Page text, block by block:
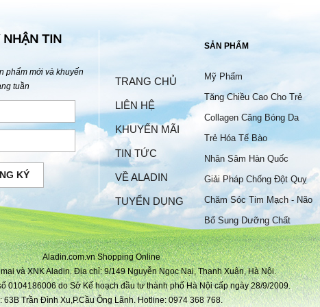
TIN
phẩm mới và khuyến
tuần
KÝ
TRANG CHỦ
LIÊN HỆ
KHUYẾN MÃI
TIN TỨC
VỀ ALADIN
TUYỂN DỤNG
SẢN PHẨM
Mỹ Phẩm
Tăng Chiều Cao Cho Trẻ
Collagen Căng Bóng Da
Trẻ Hóa Tế Bào
Nhân Sâm Hàn Quốc
Giải Pháp Chống Đột Quỵ
Chăm Sóc Tim Mạch - Não
Bộ
Bổ Sung Dưỡng Chất
Aladin.com.vn Shopping Online
và XNK Aladin. Địa chỉ: 9/149 Nguyễn Ngọc Nại, Thanh Xuân, Hà Nội.
0104186006 do Sở Kế hoạch đầu tư thành phố Hà Nội cấp ngày 28/9/2009.
63B Trần Đình Xu,P.Cầu Ông Lãnh. Hotline: 0974 368 768.